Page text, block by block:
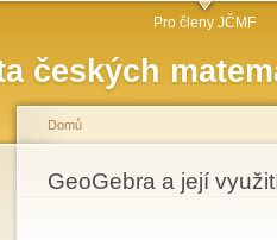
českých
Pro členy JČMF
Jste zde
Domů
GeoGebra a její